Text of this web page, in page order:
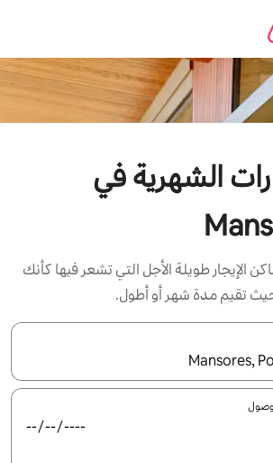
الشهرية في
الإيجار طويلة الأجل التي تشعر فيها كأنك
تقيم مدة شهر أو أطول.
النتائج، انتقل باستخدام السهمين لأعلى ولأسفل